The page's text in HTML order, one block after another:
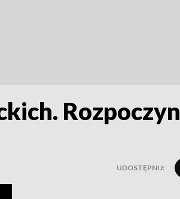
UDOSTĘPNIJ: